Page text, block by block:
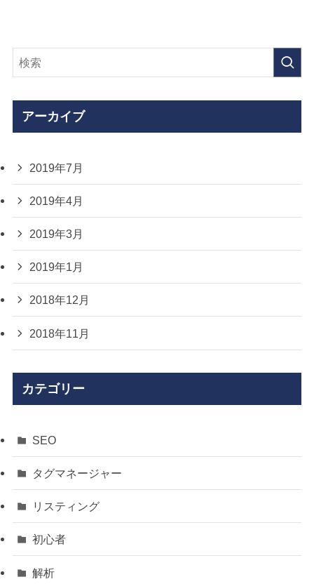
アーカイブ
2019年7月
2019年4月
2019年3月
2019年1月
2018年12月
2018年11月
カテゴリー
SEO
タグマネージャー
リスティング
初心者
解析